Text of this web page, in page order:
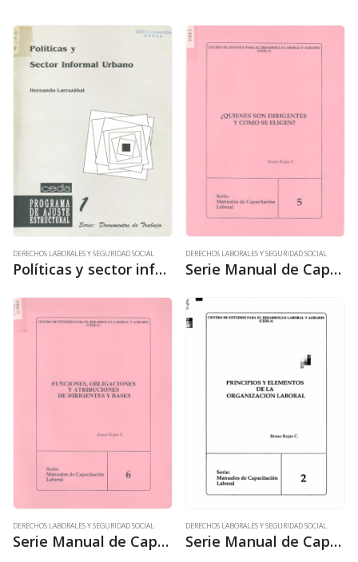
institucionales y políticas en la
ciudad de La Paz. Fue un
trabajo coordinado con la OIT,
en un…
DERECHOS LABORALES Y SEGURIDAD SOCIAL
Políticas y sector informal urbano
DERECHOS LABORALES Y SEGURIDAD SOCIAL
Serie Manual de Capacitación laboral 5: ¿Quiénes son dirigentes y cómo se eligen?
DERECHOS LABORALES Y SEGURIDAD SOCIAL
Serie Manual de Capacitación laboral 6: Funciones, obligaciones y atribuciones de dirigentes y bases
DERECHOS LABORALES Y SEGURIDAD SOCIAL
Serie Manual de Capacitación laboral 2: Principios y elementos de la organización laboral